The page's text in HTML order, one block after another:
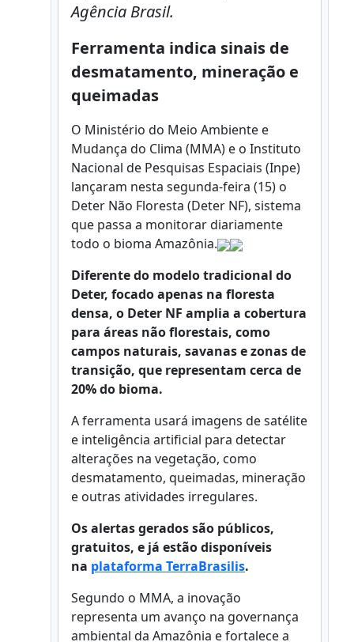
Agência Brasil.
Ferramenta indica sinais de
desmatamento, mineração e
queimadas
O Ministério do Meio Ambiente e
Mudança do Clima (MMA) e o Instituto
Nacional de Pesquisas Espaciais (Inpe)
lançaram nesta segunda-feira (15) o
Deter Não Floresta (Deter NF), sistema
que passa a monitorar diariamente
todo o bioma Amazônia.
Diferente do modelo tradicional do
Deter, focado apenas na floresta
densa, o Deter NF amplia a cobertura
para áreas não florestais, como
campos naturais, savanas e zonas de
transição, que representam cerca de
20% do bioma.
A ferramenta usará imagens de satélite
e inteligência artificial para detectar
alterações na vegetação, como
desmatamento, queimadas, mineração
e outras atividades irregulares.
Os alertas gerados são públicos,
gratuitos, e já estão disponíveis
na plataforma TerraBrasilis.
Segundo o MMA, a inovação
representa um avanço na governança
ambiental da Amazônia e fortalece a